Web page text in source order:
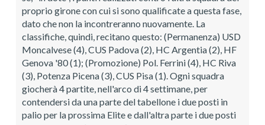
proprio girone con cui si sono qualificate a questa fase,
dato che non la incontreranno nuovamente. La
classifiche, quindi, recitano questo: (Permanenza) USD
Moncalvese (4), CUS Padova (2), HC Argentia (2), HF
Genova '80 (1); (Promozione) Pol. Ferrini (4), HC Riva
(3), Potenza Picena (3), CUS Pisa (1). Ogni squadra
giocherà 4 partite, nell'arco di 4 settimane, per
contendersi da una parte del tabellone i due posti in
palio per la prossima Elite e dall'altra parte i due posti